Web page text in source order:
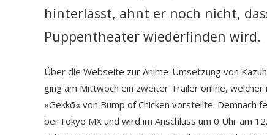
hinterlässt, ahnt er noch nicht,
Puppentheater wiederfinden wird.
Über die Webseite zur Anime-Umsetzung von
ging am Mittwoch ein zweiter Trailer online,
»Gekkō« von Bump of Chicken vorstellte.
bei Tokyo MX und wird im Anschluss um 0 Uhr am